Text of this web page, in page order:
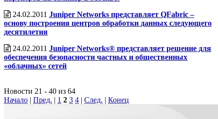
24.02.2011 Juniper Networks представляет QFabric –
основу построения центров обработки данных следующего
десятилетия
24.02.2011 Juniper Networks® представляет решение для
обеспечения безопасности частных и общественных
«облачных» сетей
Новости 21 - 40 из 64
Начало | Пред. | 1 2 3 4 | След. | Конец